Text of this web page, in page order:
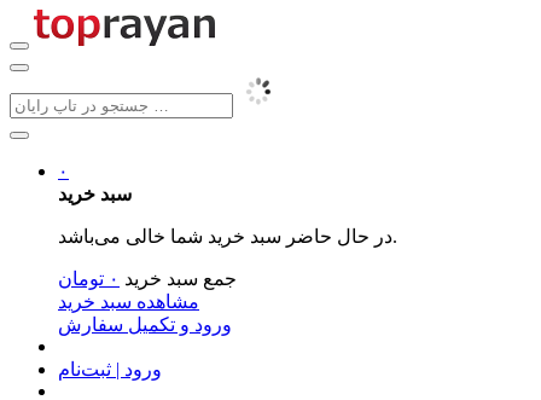
۰
سبد خرید
در حال حاضر سبد خرید شما خالی می‌باشد.
جمع سبد خرید ۰ تومان
مشاهده سبد خرید
ورود و تکمیل سفارش
ورود | ثبت‌نام